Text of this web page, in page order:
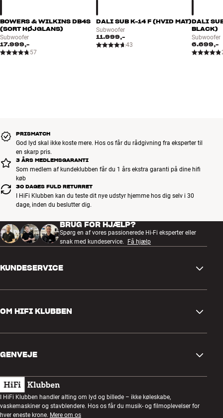
BOWERS & WILKINS DB4S
(SORT HØJGLANS)
Subwoofer
17.999,-
57
DALI SUB K-14 F (HVID MAT)
Subwoofer
11.999,-
43
DALI
BLACK)
Subwoofer
6.699,-
PRISMATCH
God lyd skal ikke koste mere. Hos os får du rådgivning fra eksperter til
en skarp pris.
3 ÅRS MEDLEMSGARANTI
Som medlem af kundeklubben får du 1 års ekstra garanti på dine hifi
køb
30 DAGES FULD RETURRET
I HiFi Klubben kan du teste dit nye udstyr hjemme hos dig selv i 30
dage, inden du beslutter dig.
BRUG FOR HJÆLP?
Spørg en af vores passionerede Hi-Fi eksperter eller
snak med kundeservice.
Få hjælp
KUNDESERVICE
Retur og reklamation
Fortryd ordre
Handelsbetingelser
Privatlivspolitik
OM HIFI KLUBBEN
Kundeklub
Lytteaften
Konkurrencer
GENVEJE
Gavekort
Byg med lyd
I HiFi Klubben handler alting om lyd og billede – ikke køleskabe,
vaskemaskiner og stavblendere. Hos os får du musik- og filmoplevelser for
hver eneste krone. Mere om os